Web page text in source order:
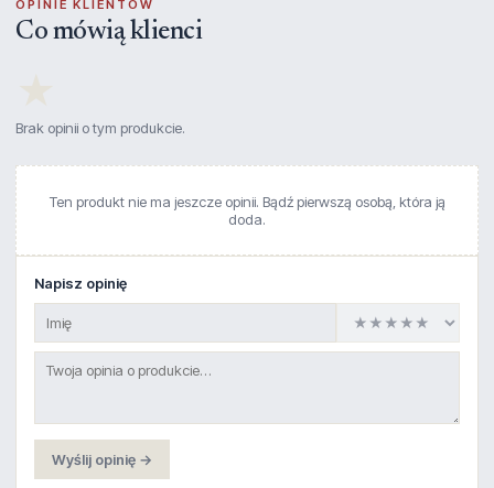
OPINIE KLIENTÓW
Co mówią klienci
Brak opinii o tym produkcie.
Ten produkt nie ma jeszcze opinii. Bądź pierwszą osobą, która ją
doda.
Napisz opinię
Wyślij opinię →